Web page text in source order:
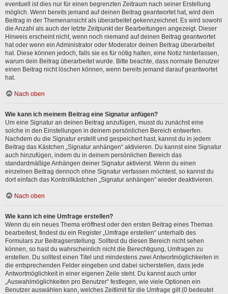
eventuell ist dies nur für einen begrenzten Zeitraum nach seiner Erstellung
möglich. Wenn bereits jemand auf deinen Beitrag geantwortet hat, wird dein
Beitrag in der Themenansicht als überarbeitet gekennzeichnet. Es wird sowohl
die Anzahl als auch der letzte Zeitpunkt der Bearbeitungen angezeigt. Dieser
Hinweis erscheint nicht, wenn noch niemand auf deinen Beitrag geantwortet
hat oder wenn ein Administrator oder Moderator deinen Beitrag überarbeitet
hat. Diese können jedoch, falls sie es für nötig halten, eine Notiz hinterlassen,
warum dein Beitrag überarbeitet wurde. Bitte beachte, dass normale Benutzer
einen Beitrag nicht löschen können, wenn bereits jemand darauf geantwortet
hat.
Nach oben
Wie kann ich meinem Beitrag eine Signatur anfügen?
Um eine Signatur an deinen Beitrag anzufügen, musst du zunächst eine
solche in den Einstellungen in deinem persönlichen Bereich entwerfen.
Nachdem du die Signatur erstellt und gespeichert hast, kannst du in jedem
Beitrag das Kästchen „Signatur anhängen“ aktivieren. Du kannst eine Signatur
auch hinzufügen, indem du in deinem persönlichen Bereich das
standardmäßige Anhängen deiner Signatur aktivierst. Wenn du einen
einzelnen Beitrag dennoch ohne Signatur verfassen möchtest, so kannst du
dort einfach das Kontrollkästchen „Signatur anhängen“ wieder deaktivieren.
Nach oben
Wie kann ich eine Umfrage erstellen?
Wenn du ein neues Thema eröffnest oder den ersten Beitrag eines Themas
bearbeitest, findest du ein Register „Umfrage erstellen“ unterhalb des
Formulars zur Beitragserstellung. Solltest du diesen Bereich nicht sehen
können, so hast du wahrscheinlich nicht die Berechtigung, Umfragen zu
erstellen. Du solltest einen Titel und mindestens zwei Antwortmöglichkeiten in
die entsprechenden Felder eingeben und dabei sicherstellen, dass jede
Antwortmöglichkeit in einer eigenen Zeile steht. Du kannst auch unter
„Auswahlmöglichkeiten pro Benutzer“ festlegen, wie viele Optionen ein
Benutzer auswählen kann, welches Zeitlimit für die Umfrage gilt (0 bedeutet